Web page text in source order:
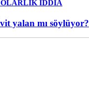
İDDİA
yalan mı söylüyor?